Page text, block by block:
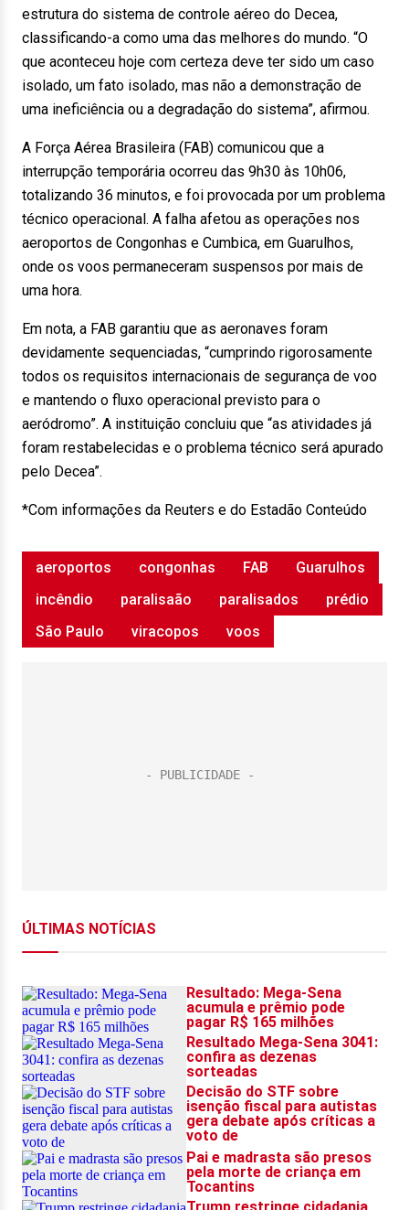
estrutura do sistema de controle aéreo do Decea,
classificando-a como uma das melhores do mundo. “O
que aconteceu hoje com certeza deve ter sido um caso
isolado, um fato isolado, mas não a demonstração de
uma ineficiência ou a degradação do sistema”, afirmou.
A Força Aérea Brasileira (FAB) comunicou que a
interrupção temporária ocorreu das 9h30 às 10h06,
totalizando 36 minutos, e foi provocada por um problema
técnico operacional. A falha afetou as operações nos
aeroportos de Congonhas e Cumbica, em Guarulhos,
onde os voos permaneceram suspensos por mais de
uma hora.
Em nota, a FAB garantiu que as aeronaves foram
devidamente sequenciadas, “cumprindo rigorosamente
todos os requisitos internacionais de segurança de voo
e mantendo o fluxo operacional previsto para o
aeródromo”. A instituição concluiu que “as atividades já
foram restabelecidas e o problema técnico será apurado
pelo Decea”.
*Com informações da Reuters e do Estadão Conteúdo
aeroportos congonhas FAB
Guarulhos
incêndio
paralisaão paralisados
prédio
São Paulo
viracopos voos